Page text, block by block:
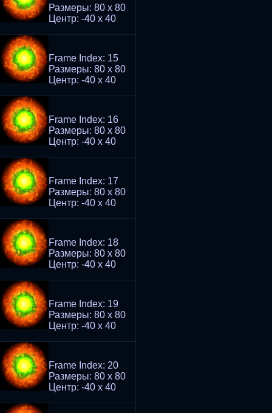
Размеры: 80 x 80
Центр: -40 x 40
Frame Index: 15
Размеры: 80 x 80
Центр: -40 x 40
Frame Index: 16
Размеры: 80 x 80
Центр: -40 x 40
Frame Index: 17
Размеры: 80 x 80
Центр: -40 x 40
Frame Index: 18
Размеры: 80 x 80
Центр: -40 x 40
Frame Index: 19
Размеры: 80 x 80
Центр: -40 x 40
Frame Index: 20
Размеры: 80 x 80
Центр: -40 x 40